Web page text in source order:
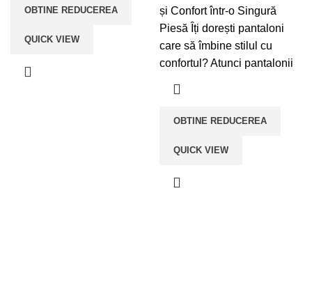
OBTINE REDUCEREA
QUICK VIEW
și Confort într-o Singură
Piesă Îți dorești pantaloni
care să îmbine stilul cu
confortul? Atunci pantalonii
OBTINE REDUCEREA
QUICK VIEW